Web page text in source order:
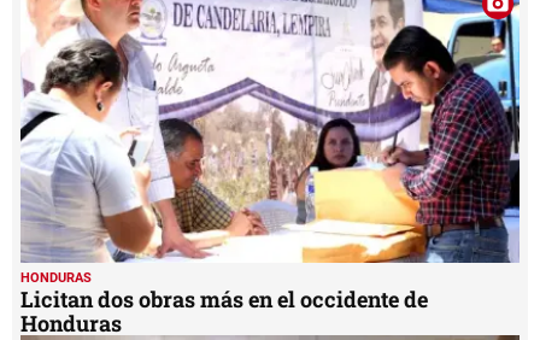
HONDURAS
Licitan dos obras más en el occidente de
Honduras